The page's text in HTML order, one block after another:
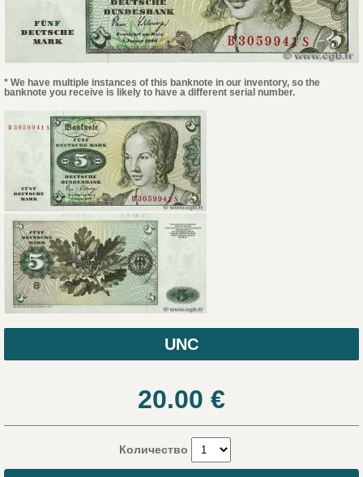
* We have multiple instances of this banknote in our inventory, so the
banknote you receive is likely to have a different serial number.
UNC
20.00 €
Количество